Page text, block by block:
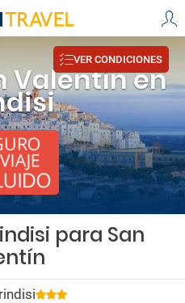
Valentín en
VER CONDICIONES
para San